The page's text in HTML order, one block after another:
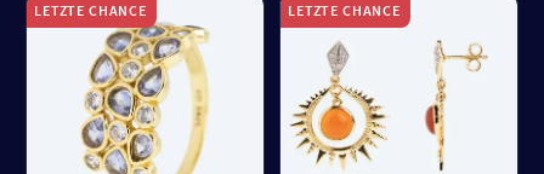
LETZTE CHANCE LETZTE CHANCE